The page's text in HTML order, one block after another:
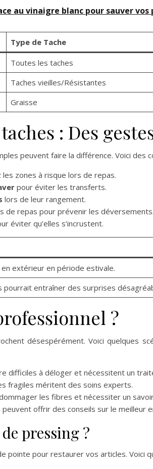
au vinaigre blanc pour sauver vos
Type de Tache
Toutes les taches
Taches vieilles/Résistantes
Graisse
: Des
peuvent faire la différence. Voici des
les zones à risque lors de repas.
pour éviter les transferts.
lors de leur rangement.
de repas pour prévenir les déversements.
éviter qu’elles s’incrustent.
extérieur en période estivale.
pourrait entraîner des surprises
?
désespérément. Voici quelques
difficiles à déloger et nécessitent un
fragiles méritent des soins experts.
les fibres et nécessiter un
peuvent offrir des conseils sur le meilleur
pressing ?
pour restaurer vos articles. Voici